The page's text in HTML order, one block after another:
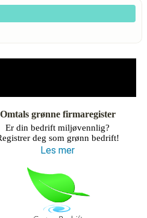
Omtals grønne firmaregister
Er din bedrift miljøvennlig?
deg som grønn bedrift!
Les mer